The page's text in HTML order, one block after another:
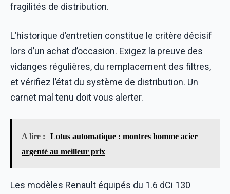
fragilités de distribution.
L’historique d’entretien constitue le critère décisif
lors d’un achat d’occasion. Exigez la preuve des
vidanges régulières, du remplacement des filtres,
et vérifiez l’état du système de distribution. Un
carnet mal tenu doit vous alerter.
A lire :
Lotus automatique : montres homme acier
argenté au meilleur prix
Les modèles Renault équipés du 1.6 dCi 130